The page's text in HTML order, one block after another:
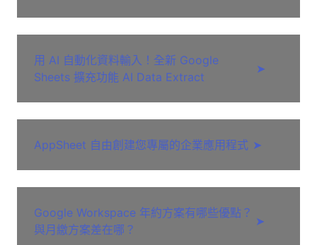
用 AI 自動化資料輸入！全新 Google
Sheets 擴充功能 AI Data Extract
➤
AppSheet 自由創建您專屬的企業應用程式 ➤
Google Workspace 年約方案有哪些優點？
與月繳方案差在哪？
➤